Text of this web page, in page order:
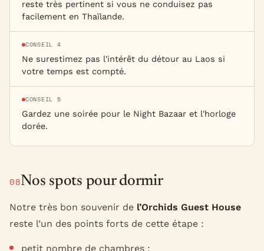
reste très pertinent si vous ne conduisez pas
facilement en Thaïlande.
CONSEIL 4
Ne surestimez pas l'intérêt du détour au Laos si
votre temps est compté.
CONSEIL 5
Gardez une soirée pour le Night Bazaar et l'horloge
dorée.
08Nos spots pour dormir
Notre très bon souvenir de l’Orchids Guest House
reste l’un des points forts de cette étape :
petit nombre de chambres ;